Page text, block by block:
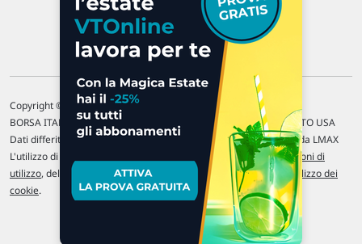
Contattaci
Copyright © 1996-2026 Traderlink Italia s.r.l.
BORSA ITALIANA Quotazioni di borsa differite di 15 min. / MERCATO USA
Dati differiti di 15 min. (fonte Intrinio) / FOREX Quotazioni fornite da LMAX
L'utilizzo di questo sito implica l'accettazione delle nostre Condizioni di
utilizzo, del Disclaimer MAR, delle Politiche sulla privacye dell' Utilizzo dei
cookie.